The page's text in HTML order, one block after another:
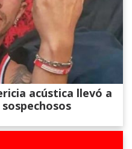
acústica llevó a